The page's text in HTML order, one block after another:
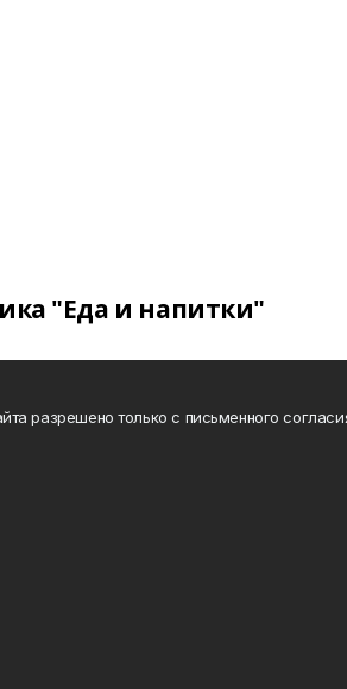
"Еда и напитки"
разрешено только с письменного